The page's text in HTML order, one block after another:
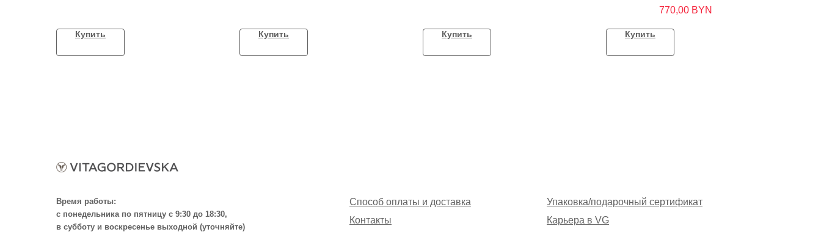
Купить Купить Купить
770,00 BYN
Купить
Время работы:
с понедельника по пятницу с 9:30 до 18:30,
в субботу и воскресенье выходной (уточняйте)
Способ оплаты и доставка
Контакты
Упаковка/подарочный сертификат
Карьера в VG